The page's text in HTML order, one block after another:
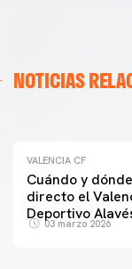
NOTICIAS
VALENCIA CF
Cuándo y
directo el
Deportivo
03 marzo 2026